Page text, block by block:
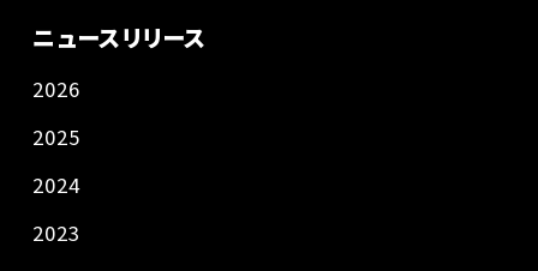
ニュースリリース
2026
2025
2024
2023